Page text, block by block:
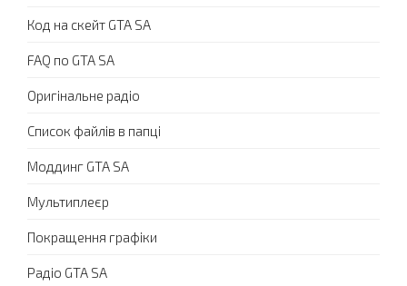
Код на скейт GTA SA
FAQ по GTA SA
Оригінальне радіо
Список файлів в папці
Моддинг GTA SA
Мультиплеєр
Покращення графіки
Радіо GTA SA